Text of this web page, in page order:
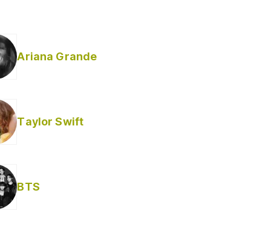
Ariana Grande
Taylor Swift
BTS